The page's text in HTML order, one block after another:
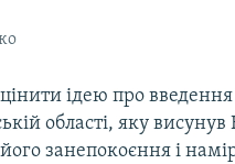
ідею про
області, яку
занепокоєння і